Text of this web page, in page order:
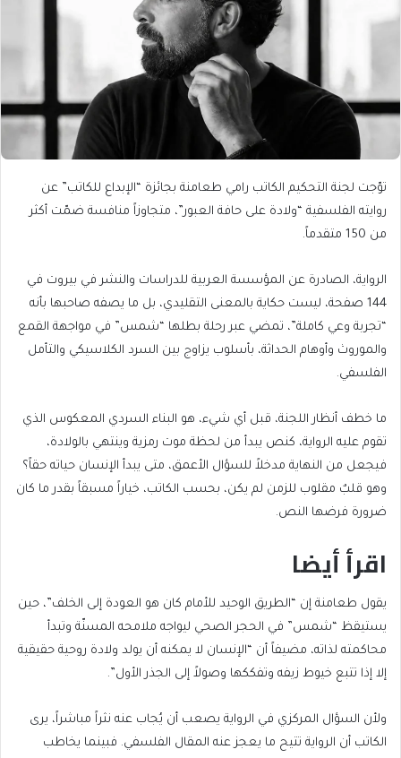
توّجت لجنة التحكيم الكاتب رامي طعامنة بجائزة “الإبداع للكاتب” عن
روايته الفلسفية “ولادة على حافة العبور”، متجاوزاً منافسة ضمّت أكثر
من 150 متقدماً.
الرواية، الصادرة عن المؤسسة العربية للدراسات والنشر في بيروت في
144 صفحة، ليست حكاية بالمعنى التقليدي، بل ما يصفه صاحبها بأنه
“تجربة وعي كاملة”، تمضي عبر رحلة بطلها “شمس” في مواجهة القمع
والموروث وأوهام الحداثة، بأسلوب يزاوج بين السرد الكلاسيكي والتأمل
الفلسفي.
ما خطف أنظار اللجنة، قبل أي شيء، هو البناء السردي المعكوس الذي
تقوم عليه الرواية، كنص يبدأ من لحظة موت رمزية وينتهي بالولادة،
فيجعل من النهاية مدخلاً للسؤال الأعمق، متى يبدأ الإنسان حياته حقاً؟
وهو قلبٌ مقلوب للزمن لم يكن، بحسب الكاتب، خياراً مسبقاً بقدر ما كان
ضرورة فرضها النص.
اقرأ أيضا
list
of
2
items
end
of
list
يقول طعامنة إن “الطريق الوحيد للأمام كان هو العودة إلى الخلف”، حين
يستيقظ “شمس” في الحجر الصحي ليواجه ملامحه المسنّة وتبدأ
محاكمته لذاته، مضيفاً أن “الإنسان لا يمكنه أن يولد ولادة روحية حقيقية
إلا إذا تتبع خيوط زيفه وتفككها وصولاً إلى الجذر الأول”.
ولأن السؤال المركزي في الرواية يصعب أن يُجاب عنه نثراً مباشراً، يرى
الكاتب أن الرواية تتيح ما يعجز عنه المقال الفلسفي. فبينما يخاطب